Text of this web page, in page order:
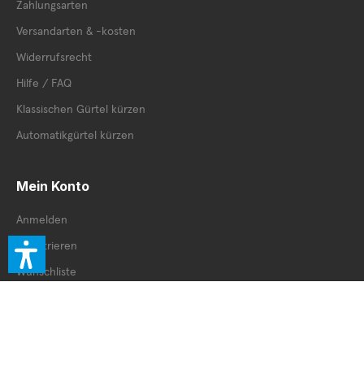
Zahlungsarten
Versandarten & -kosten
Widerrufsrecht
Hilfe / FAQ
Klassischen Gürtel kürzen
Automatikgürtel kürzen
Mein Konto
Anmelden
Registrieren
Wunschliste